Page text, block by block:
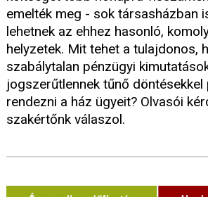
emelték meg - sok társasházban
lehetnek az ehhez hasonló,
helyzetek. Mit tehet a tulajdonos,
szabálytalan pénzügyi
jogszerűtlennek tűnő döntésekkel
rendezni a ház ügyeit? Olvasói
szakértőnk válaszol.